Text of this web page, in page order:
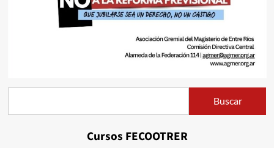
Buscar
Cursos FECOOTRER